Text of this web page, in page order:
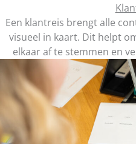
Een klantreis brengt alle
visueel in kaart. Dit helpt
elkaar af te stemmen en